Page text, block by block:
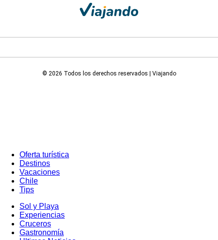
© 2026 Todos los derechos reservados | Viajando
Oferta turística
Destinos
Vacaciones
Chile
Tips
Sol y Playa
Experiencias
Cruceros
Gastronomía